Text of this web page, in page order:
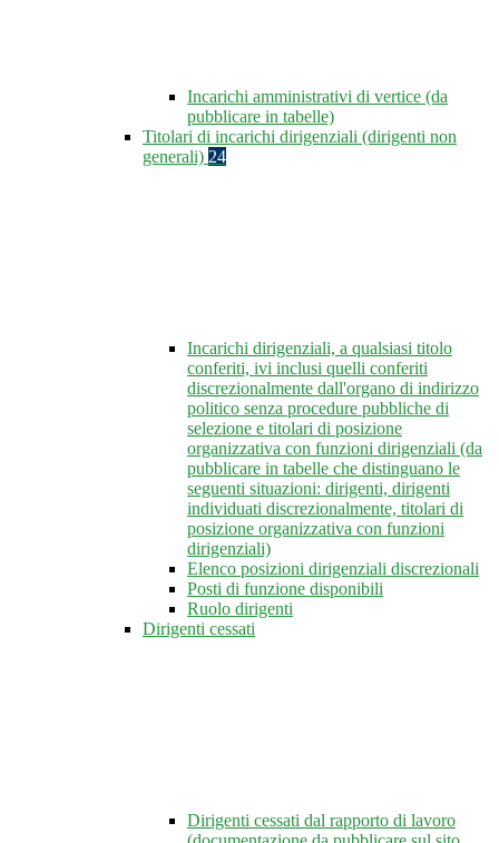
Incarichi amministrativi di vertice (da
pubblicare in tabelle)
Titolari di incarichi dirigenziali (dirigenti non
generali) 24
Incarichi dirigenziali, a qualsiasi titolo
conferiti, ivi inclusi quelli conferiti
discrezionalmente dall'organo di indirizzo
politico senza procedure pubbliche di
selezione e titolari di posizione
organizzativa con funzioni dirigenziali (da
pubblicare in tabelle che distinguano le
seguenti situazioni: dirigenti, dirigenti
individuati discrezionalmente, titolari di
posizione organizzativa con funzioni
dirigenziali)
Elenco posizioni dirigenziali discrezionali
Posti di funzione disponibili
Ruolo dirigenti
Dirigenti cessati
Dirigenti cessati dal rapporto di lavoro